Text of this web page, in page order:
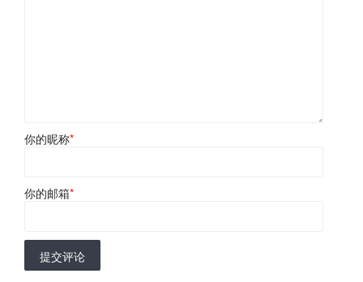
你的昵称*
你的邮箱*
提交评论